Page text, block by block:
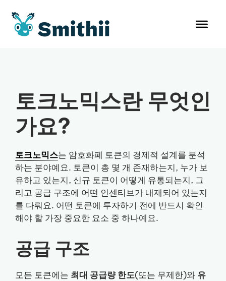
토크노믹스란 무엇인
가요?
토크노믹스는 암호화폐 토큰의 경제적 설계를 분석
하는 분야예요. 토큰이 총 몇 개 존재하는지, 누가 보
유하고 있는지, 신규 토큰이 어떻게 유통되는지, 그
리고 공급 구조에 어떤 인센티브가 내재되어 있는지
를 다뤄요. 어떤 토큰에 투자하기 전에 반드시 확인
해야 할 가장 중요한 요소 중 하나예요.
공급 구조
모든 토큰에는 최대 공급량 한도(또는 무제한)와 유